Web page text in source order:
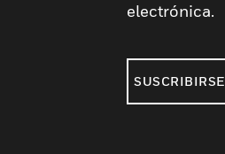
electrónica.
SUSCRIBIRSE